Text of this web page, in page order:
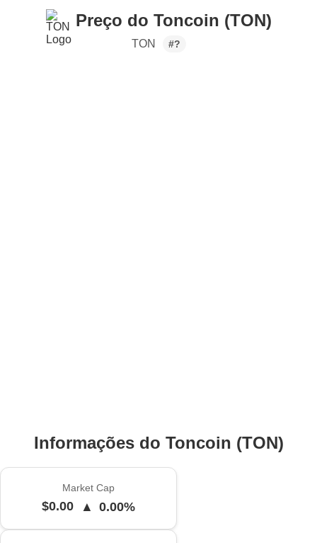
Preço do Toncoin (TON)
TON #?
Informações do Toncoin (TON)
Market Cap
$0.00 ▲ 0.00%